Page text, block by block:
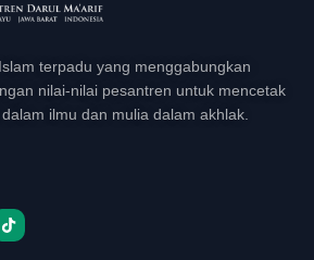
terpadu yang menggabungkan
nilai-nilai pesantren untuk mencetak
ilmu dan mulia dalam akhlak.